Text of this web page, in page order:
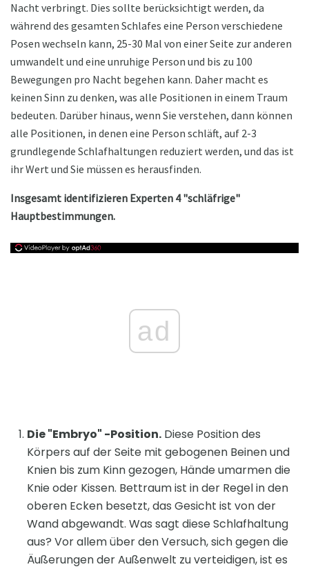
Nacht verbringt. Dies sollte berücksichtigt werden, da
während des gesamten Schlafes eine Person verschiedene
Posen wechseln kann, 25-30 Mal von einer Seite zur anderen
umwandelt und eine unruhige Person und bis zu 100
Bewegungen pro Nacht begehen kann. Daher macht es
keinen Sinn zu denken, was alle Positionen in einem Traum
bedeuten. Darüber hinaus, wenn Sie verstehen, dann können
alle Positionen, in denen eine Person schläft, auf 2-3
grundlegende Schlafhaltungen reduziert werden, und das ist
ihr Wert und Sie müssen es herausfinden.
Insgesamt identifizieren Experten 4 "schläfrige"
Hauptbestimmungen.
ad
Die "Embryo" -Position. Diese Position des
Körpers auf der Seite mit gebogenen Beinen und
Knien bis zum Kinn gezogen, Hände umarmen die
Knie oder Kissen. Bettraum ist in der Regel in den
oberen Ecken besetzt, das Gesicht ist von der
Wand abgewandt. Was sagt diese Schlafhaltung
aus? Vor allem über den Versuch, sich gegen die
Äußerungen der Außenwelt zu verteidigen, ist es